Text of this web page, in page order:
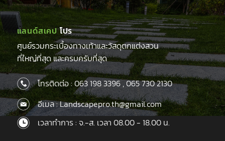
แลนด์สเคปโปร
ศูนย์รวมกระเบื้องทางเท้าและวัสดุตกแต่งสวน
ที่ใหญ่ที่สุด และครบครับที่สุด
โทรติดต่อ :063 198 3396,065 730 2130
อีเมล : Landscapepro.th@gmail.com
เวลาทำการ : จ.-ส. เวลา 08.00 - 18.00 น.